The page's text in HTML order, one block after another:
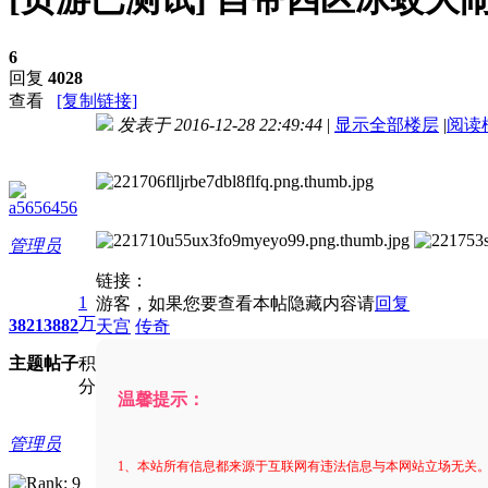
6
回复 4028
查看
[复制链接]
a5656456
管理员
3821
主题
3882
帖子
1
万
积
分
管理员
发表于 2016-12-28 22:49:44 | 显示全部楼层 |阅读
链接：
游客，如果您要查看本帖隐藏内容请回复
天宫 传奇
温馨提示：
1、本站所有信息都来源于互联网有违法信息与本网站立场无关